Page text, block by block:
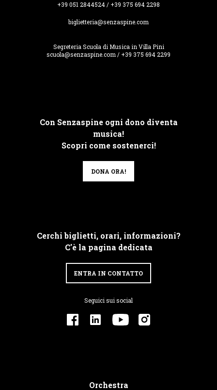
+39 051 2844524 / +39 375 694 2298
biglietteria@senzaspine.com
Segreteria Scuola di Musica in Villa Pini
scuola@senzaspine.com / +39 375 694 2299
Con Senzaspine ogni dono diventa
musica!
Scopri come sostenerci!
DONA ORA!
Cerchi biglietti, orari, informazioni?
C'è la pagina dedicata
ENTRA IN CONTATTO
Seguici sui social
Orchestra